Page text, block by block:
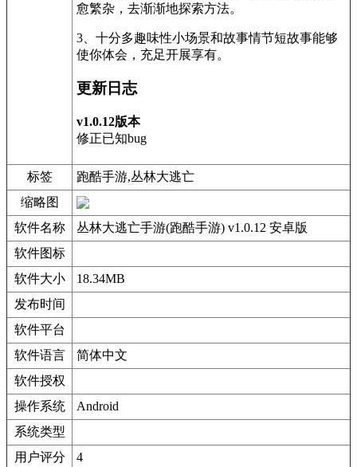
愈繁杂，去渐渐地探索方法。
3、十分多趣味性小场景和故事情节短故事能够
使你体会，充足开展享有。
更新日志
v1.0.12版本
修正已知bug
标签
跑酷手游,丛林大逃亡
缩略图
软件名称
丛林大逃亡手游(跑酷手游) v1.0.12 安卓版
软件图标
软件大小
18.34MB
发布时间
软件平台
软件语言
简体中文
软件授权
操作系统
Android
系统类型
用户评分
4